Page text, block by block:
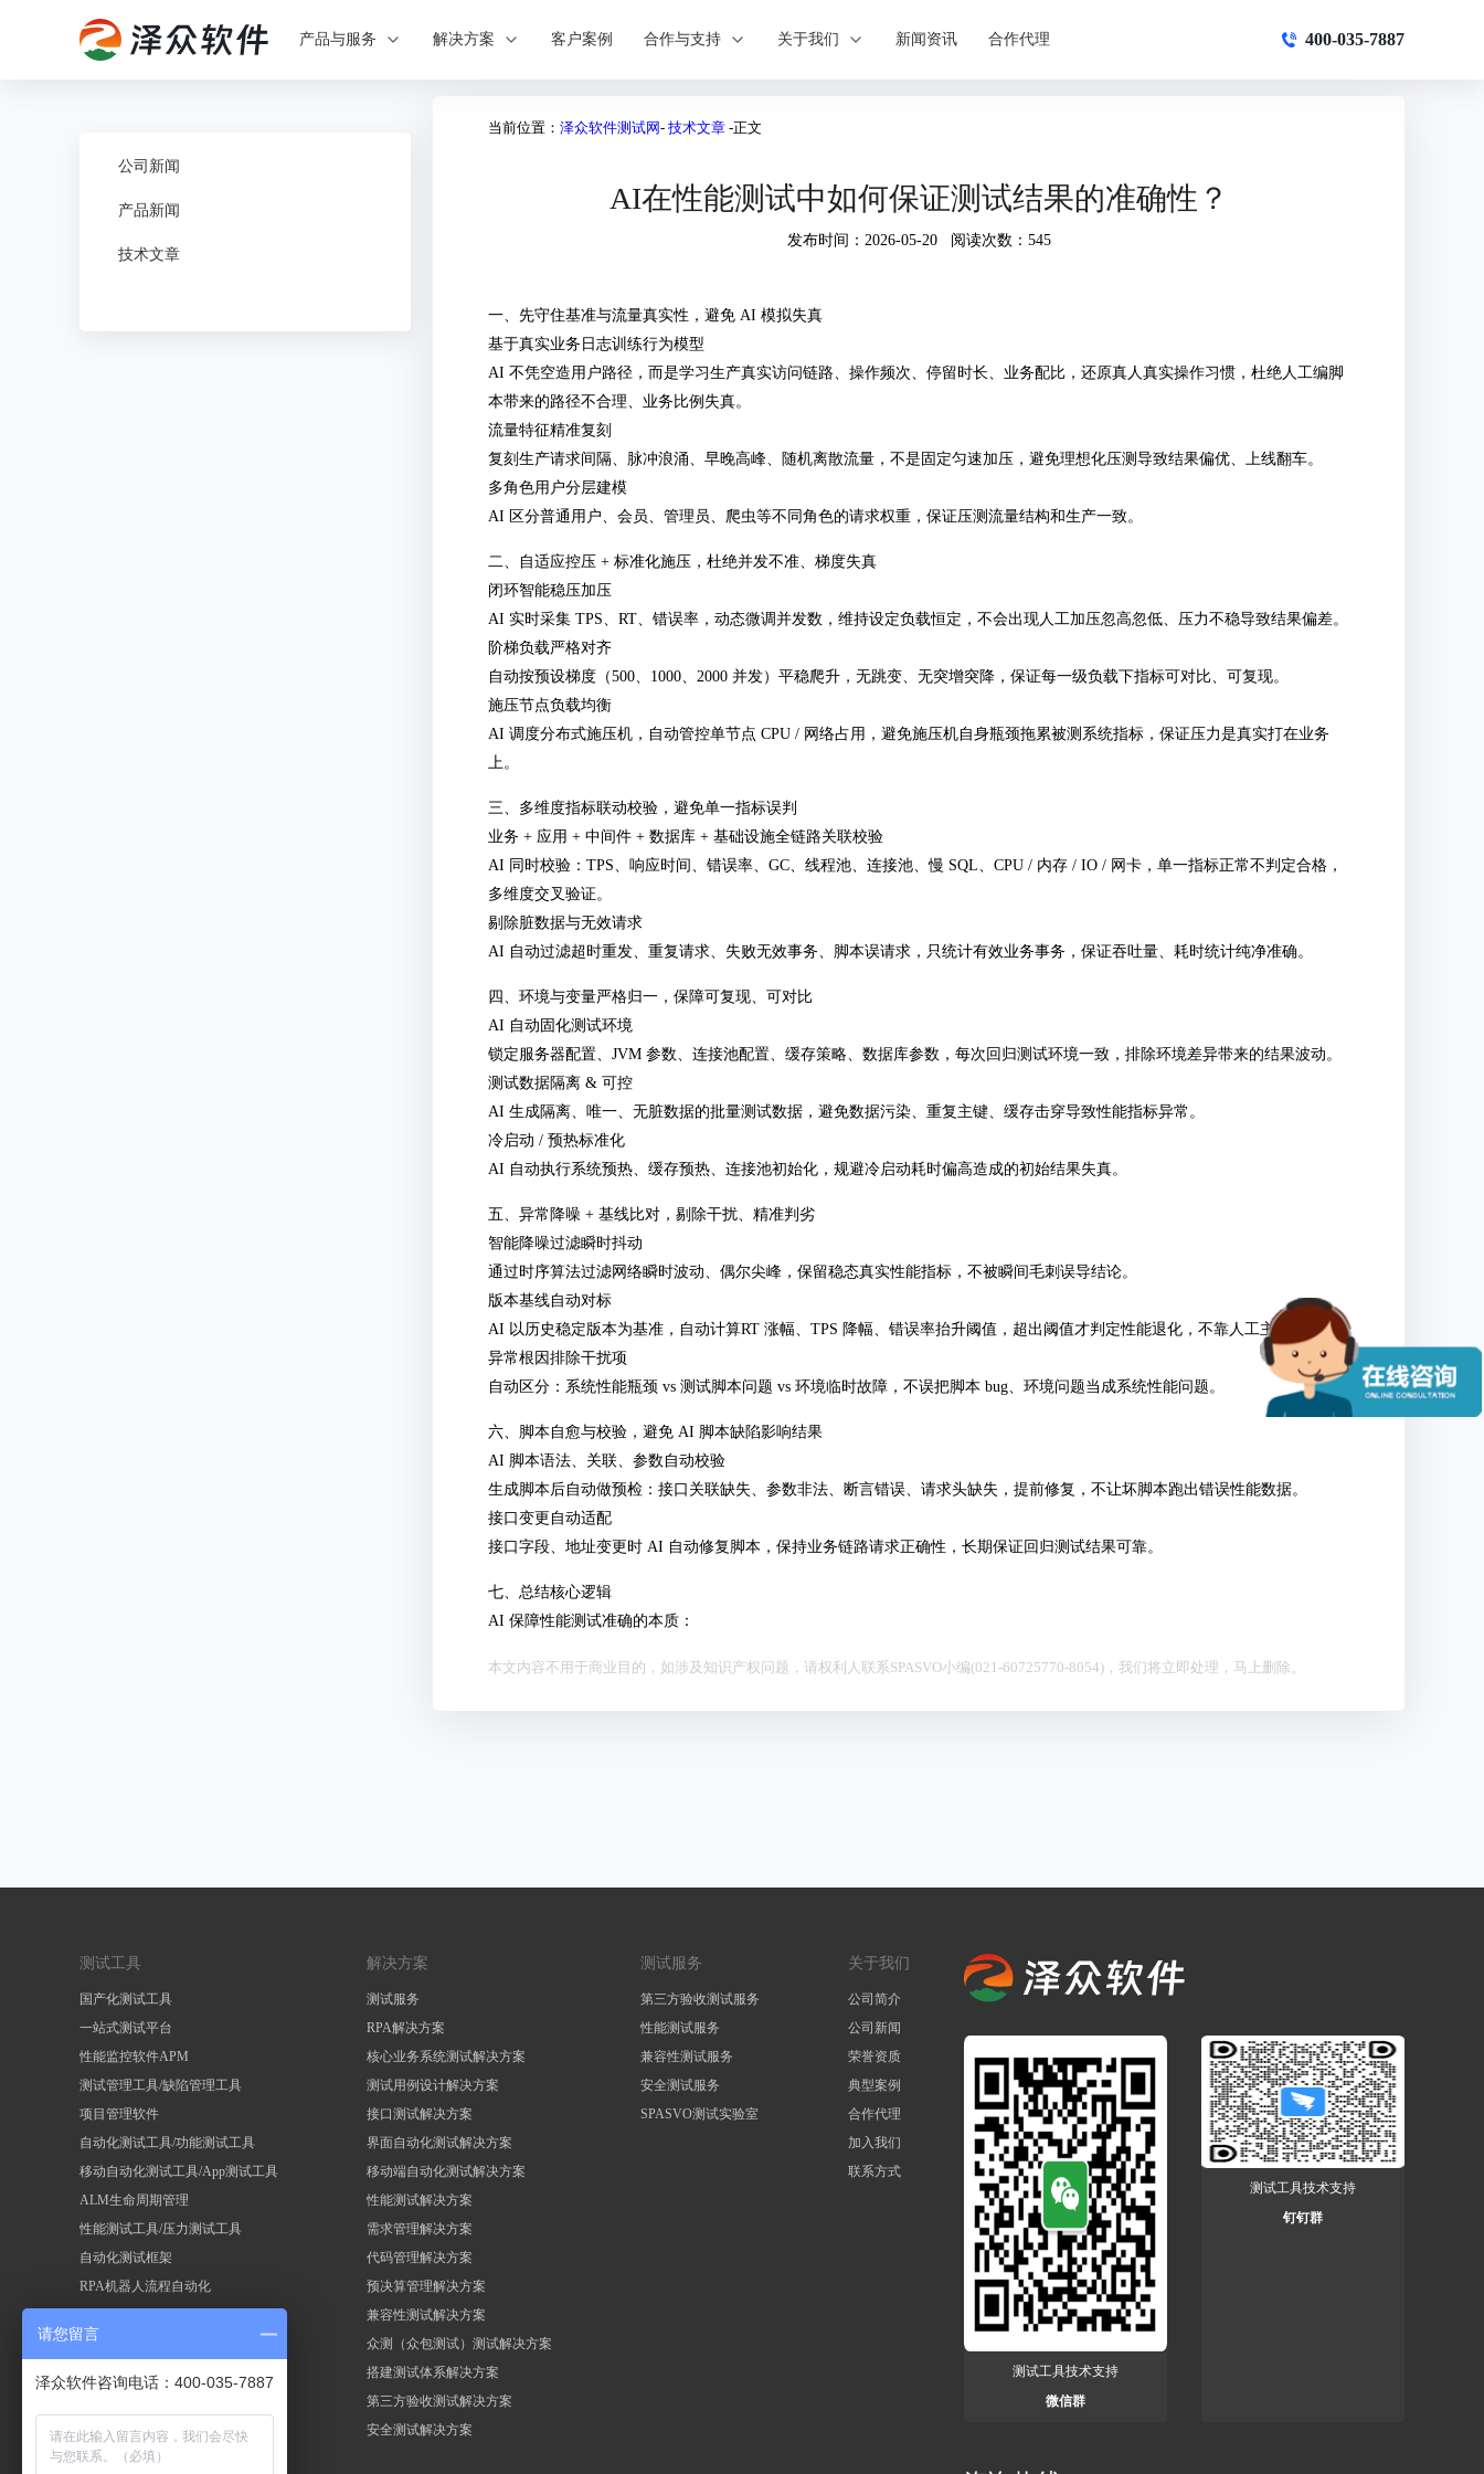
产品与服务 解决方案 客户案例 合作与支持 关于我们 新闻资讯 合作代理 400-035-7887
公司新闻
产品新闻
技术文章
当前位置： 泽众软件测试网- 技术文章 -正文
AI在性能测试中如何保证测试结果的准确性？
发布时间：2026-05-20 阅读次数：545
一、先守住基准与流量真实性，避免 AI 模拟失真
基于真实业务日志训练行为模型
AI 不凭空造用户路径，而是学习生产真实访问链路、操作频次、停留时长、业务配比，还原真人真实操作习惯，杜绝人工编脚
本带来的路径不合理、业务比例失真。
流量特征精准复刻
复刻生产请求间隔、脉冲浪涌、早晚高峰、随机离散流量，不是固定匀速加压，避免理想化压测导致结果偏优、上线翻车。
多角色用户分层建模
AI 区分普通用户、会员、管理员、爬虫等不同角色的请求权重，保证压测流量结构和生产一致。
二、自适应控压 + 标准化施压，杜绝并发不准、梯度失真
闭环智能稳压加压
AI 实时采集 TPS、RT、错误率，动态微调并发数，维持设定负载恒定，不会出现人工加压忽高忽低、压力不稳导致结果偏差。
阶梯负载严格对齐
自动按预设梯度（500、1000、2000 并发）平稳爬升，无跳变、无突增突降，保证每一级负载下指标可对比、可复现。
施压节点负载均衡
AI 调度分布式施压机，自动管控单节点 CPU / 网络占用，避免施压机自身瓶颈拖累被测系统指标，保证压力是真实打在业务
上。
三、多维度指标联动校验，避免单一指标误判
业务 + 应用 + 中间件 + 数据库 + 基础设施全链路关联校验
AI 同时校验：TPS、响应时间、错误率、GC、线程池、连接池、慢 SQL、CPU / 内存 / IO / 网卡，单一指标正常不判定合格，
多维度交叉验证。
剔除脏数据与无效请求
AI 自动过滤超时重发、重复请求、失败无效事务、脚本误请求，只统计有效业务事务，保证吞吐量、耗时统计纯净准确。
四、环境与变量严格归一，保障可复现、可对比
AI 自动固化测试环境
锁定服务器配置、JVM 参数、连接池配置、缓存策略、数据库参数，每次回归测试环境一致，排除环境差异带来的结果波动。
测试数据隔离 & 可控
AI 生成隔离、唯一、无脏数据的批量测试数据，避免数据污染、重复主键、缓存击穿导致性能指标异常。
冷启动 / 预热标准化
AI 自动执行系统预热、缓存预热、连接池初始化，规避冷启动耗时偏高造成的初始结果失真。
五、异常降噪 + 基线比对，剔除干扰、精准判劣
智能降噪过滤瞬时抖动
通过时序算法过滤网络瞬时波动、偶尔尖峰，保留稳态真实性能指标，不被瞬间毛刺误导结论。
版本基线自动对标
AI 以历史稳定版本为基准，自动计算RT 涨幅、TPS 降幅、错误率抬升阈值，超出阈值才判定性能退化，不靠人工主观判断。
异常根因排除干扰项
自动区分：系统性能瓶颈 vs 测试脚本问题 vs 环境临时故障，不误把脚本 bug、环境问题当成系统性能问题。
六、脚本自愈与校验，避免 AI 脚本缺陷影响结果
AI 脚本语法、关联、参数自动校验
生成脚本后自动做预检：接口关联缺失、参数非法、断言错误、请求头缺失，提前修复，不让坏脚本跑出错误性能数据。
接口变更自动适配
接口字段、地址变更时 AI 自动修复脚本，保持业务链路请求正确性，长期保证回归测试结果可靠。
七、总结核心逻辑
AI 保障性能测试准确的本质：
本文内容不用于商业目的，如涉及知识产权问题，请权利人联系SPASVO小编(021-60725770-8054)，我们将立即处理，马上删除。
测试工具
国产化测试工具
一站式测试平台
性能监控软件APM
测试管理工具/缺陷管理工具
项目管理软件
自动化测试工具/功能测试工具
移动自动化测试工具/App测试工具
ALM生命周期管理
性能测试工具/压力测试工具
自动化测试框架
RPA机器人流程自动化
解决方案
测试服务
RPA解决方案
核心业务系统测试解决方案
测试用例设计解决方案
接口测试解决方案
界面自动化测试解决方案
移动端自动化测试解决方案
性能测试解决方案
需求管理解决方案
代码管理解决方案
预决算管理解决方案
兼容性测试解决方案
众测（众包测试）测试解决方案
搭建测试体系解决方案
第三方验收测试解决方案
安全测试解决方案
测试服务
第三方验收测试服务
性能测试服务
兼容性测试服务
安全测试服务
SPASVO测试实验室
关于我们
公司简介
公司新闻
荣誉资质
典型案例
合作代理
加入我们
联系方式
测试工具技术支持
微信群
测试工具技术支持
钉钉群
请您留言
泽众软件咨询电话：400-035-7887